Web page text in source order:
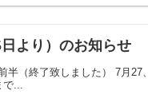
より）のお知らせ
（終了致しました） 7月27、
で...